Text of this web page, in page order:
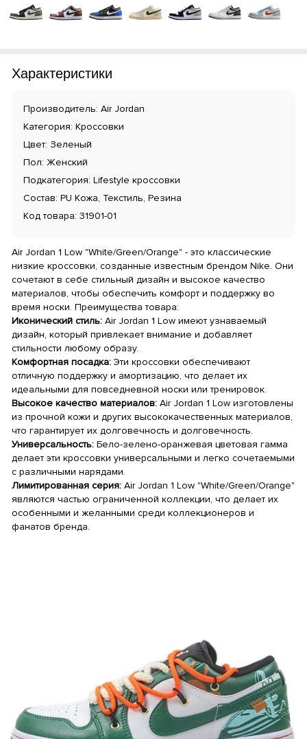
Характеристики
Производитель: Air Jordan
Категория: Кроссовки
Цвет: Зеленый
Пол: Женский
Подкатегория: Lifestyle кроссовки
Состав: PU Кожа, Текстиль, Резина
Код товара: 31901-01
Air Jordan 1 Low "White/Green/Orange" - это классические
низкие кроссовки, созданные известным брендом Nike. Они
сочетают в себе стильный дизайн и высокое качество
материалов, чтобы обеспечить комфорт и поддержку во
время носки. Преимущества товара:
Иконический стиль: Air Jordan 1 Low имеют узнаваемый
дизайн, который привлекает внимание и добавляет
стильности любому образу.
Комфортная посадка: Эти кроссовки обеспечивают
отличную поддержку и амортизацию, что делает их
идеальными для повседневной носки или тренировок.
Высокое качество материалов: Air Jordan 1 Low изготовлены
из прочной кожи и других высококачественных материалов,
что гарантирует их долговечность и долговечность.
Универсальность: Бело-зелено-оранжевая цветовая гамма
делает эти кроссовки универсальными и легко сочетаемыми
с различными нарядами.
Лимитированная серия: Air Jordan 1 Low "White/Green/Orange"
являются частью ограниченной коллекции, что делает их
особенными и желанными среди коллекционеров и
фанатов бренда.